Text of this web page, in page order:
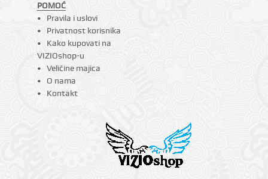
POMOĆ
Pravila i uslovi
Privatnost korisnika
Kako kupovati na
VIZIOshop-u
Veličine majica
O nama
Kontakt